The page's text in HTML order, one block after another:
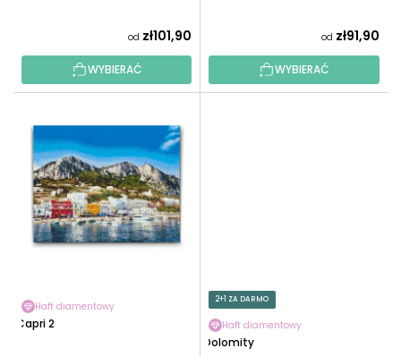
od zł101,90
WYBIERAĆ
od zł91,90
WYBIERAĆ
Haft diamentowy
Capri 2
2+1 ZA DARMO
Haft diamentowy
Dolomity